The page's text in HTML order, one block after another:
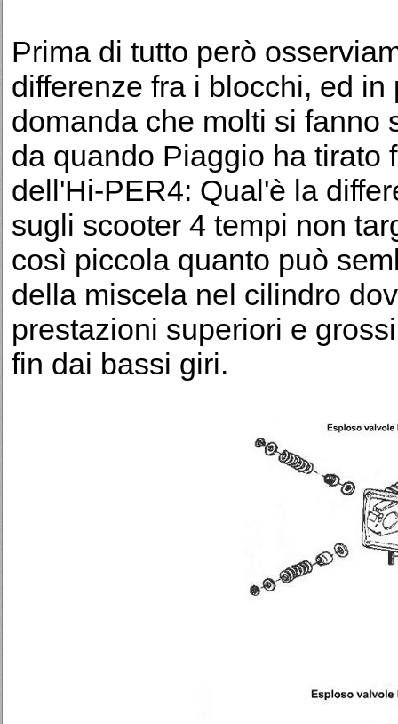
Prima di tutto però
differenze fra i blocchi, ed
domanda che molti si fanno
da quando Piaggio ha tirato
dell'Hi-PER4: Qual'è la
sugli scooter 4 tempi non
così piccola quanto può
della miscela nel cilindro
prestazioni superiori e
fin dai bassi giri.